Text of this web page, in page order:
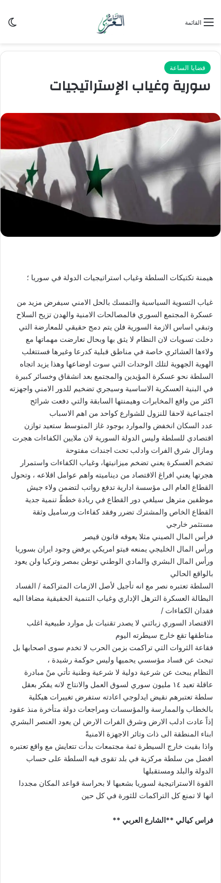
القائمة
قضايا الساعة
سورية وغياب الإستراتيجيات
هيمنة تكتيكات السلطة وغياب استراتيجيات الدولة في سوريا ؛
غياب التسوية السياسية والتمسك بالحل الامني سيفرض مزيد من
عسكرة المجتمع السوري فالمصالحات الامنية والهدن تزيح السلاح
وتبقي اساس الازمة السورية فلن يتم دمج حقيقي للمعارضة التي
دخلت تسويات لان النظام لا يثق بها وبحال تعارضت مهماتها مع
ولاءها العشائري خاصة في مناطق قبلية كدرعا وغيرها فستتغلب
الهوية الجهوية لتلك الوحدات التي سوت اوضاعها وهذا يزيد اتجاه
السلطة نحو عسكرة المؤيدين والمجتمع بعد انشقاق وخسائر كبيرة
في البنية العسكرية الاساسية وسيجري تضخيم للدور الامني واجهزته
اكثر من واقع المخابرات وهيمنتها السابقة والتي دفعت شرائح
اجتماعية لاحقا للنزول للشوارع كواحد من اهم الاسباب
عدد السكان انخفض والموارد بوجود غاز المتوسط ستعيد توازن
اقتصادي للسلطة وليس الدولة السورية لان ملايين الكفاءات هجرت
ومازال شرق الفرات وادلب تحت اجندات مفتوحة
تضخم العسكرة يعني تضخم ميزانيتها، وغياب الكفاءات واستمرار
هجرتها يعني افراغ الاقتصاد من ديناميته واهم عوامل اقلاعه ، وتحول
القطاع العام الى مؤسسة ادارية تدفع رواتب لتضمن ولاء جيش
موظفين مترهل سيلغي دور القطاع في ريادة خططً تنمية جدية
القطاع الخاص والمشترك تضرر وفقد كفاءات ورساميل وثقة
مستثمر خارجي
فرأس المال الصيني مثلا يعوقه قانون قيصر
ورأس المال الخليجي يمنعه فيتو امريكي يرفض وجود ايران بسوريا
ورأس المال البشري والمادي الوطني توطن بمصر وتركيا ولن يعود
بالواقع الحالي
السلطة تعتبره نصر مع انه تأجيل لأصل الازمات المتراكمة / الفساد
البطالة العسكرة الترهل الإداري وغياب التنمية الحقيقية مضافا اليه
فقدان الكفاءات /
الاقتصاد السوري زبائني لا يصدر تقنيات بل موارد طبيعية اغلب
مناطقها تقع خارج سيطرته اليوم
فقاعة الثروات التي تراكمت بزمن الحرب لا تخدم سوى اصحابها بل
تبحث عن فساد مؤسسي يحميها وليس حوكمة رشيدة ،
النظام يبحث عن شرعية دولية لا شرعية وطنية تأتي منً مبادرة
عاقلة تعيد ١٤ مليون سوري لسوق العمل والانتاج لانه يفكر بعقل
سلطة تعتبرهم نقيض ايدلوجي اعادته ستفرض تغييرات هيكلية
بالخطاب والممارسة والمؤسسات ومراجعات دولة متأخرة منذ عقود
إذاً عادت ادلب الارض وشرق الفرات الارض لن يعود العنصر البشري
ابناء المنطقة الى ذات وتائر الاجهزة الامنيةً
واذا بقيت خارج السيطرة ثمة مجتمعات بدأت تتعايش مع واقع تعتبره
افضل من سلطة مركزية في بلد تقوى فيه السلطة على حساب
الدولة والبلد ومستقبلها
القوة الاستراتيجية لسوريا بشعبها لا بحراسة قواعد المكان مجددا
انها لا تمنع كل التراكمات للثورة في كل حين
فراس كيالي **الشارع العربي **